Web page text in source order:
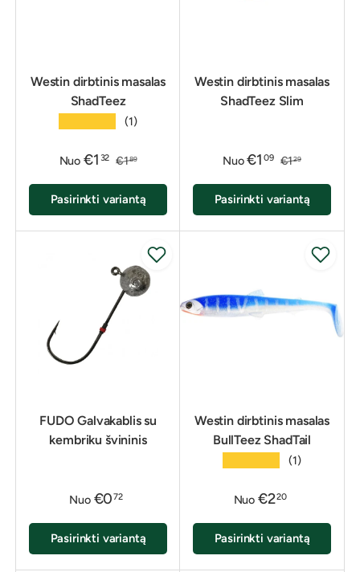
Westin dirbtinis masalas
ShadTeez
(1)
Nuo €1 32 €189
Pasirinkti variantą
Westin dirbtinis masalas
ShadTeez Slim
Nuo €1 09 €129
Pasirinkti variantą
FUDO Galvakablis su
kembriku švininis
Nuo €072
Pasirinkti variantą
Westin dirbtinis masalas
BullTeez ShadTail
(1)
Nuo €220
Pasirinkti variantą